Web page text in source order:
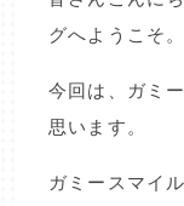
グへようこそ。
今回は、ガミ
思います。
ガミースマイ